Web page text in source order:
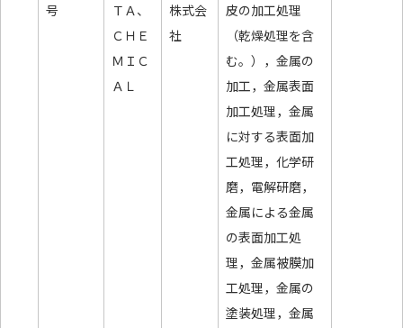
号
ＴＡ、
ＣＨＥ
ＭＩＣ
ＡＬ
株式会
社
皮の加工処理
（乾燥処理を含
む。），金属の
加工，金属表面
加工処理，金属
に対する表面加
工処理，化学研
磨，電解研磨，
金属による金属
の表面加工処
理，金属被膜加
工処理，金属の
塗装処理，金属